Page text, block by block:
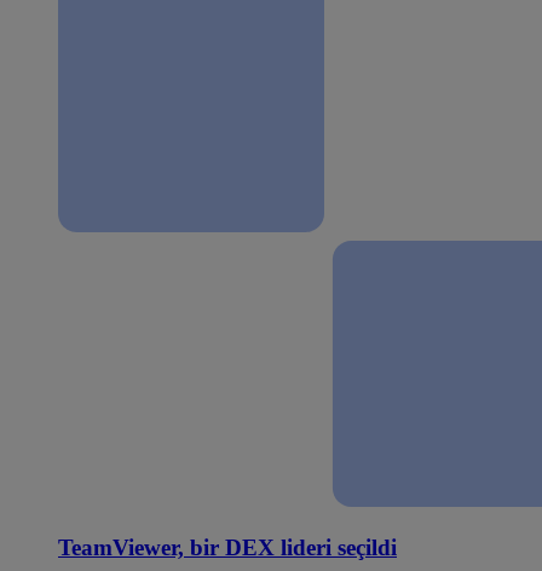
TeamViewer, bir DEX lideri seçildi